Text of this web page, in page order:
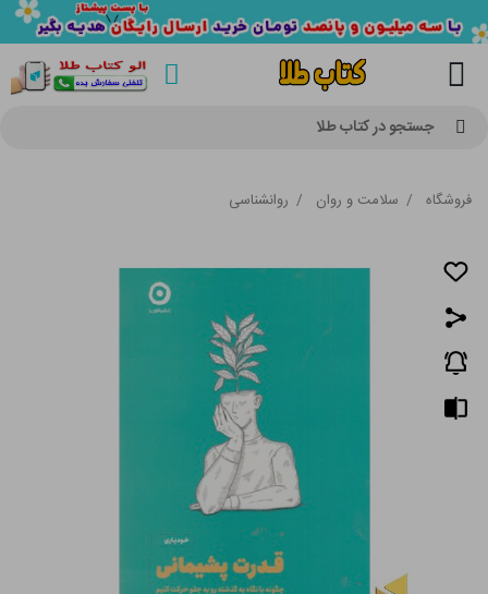
جستجو در کتاب طلا
فروشگاه / سلامت و روان / روانشناسی